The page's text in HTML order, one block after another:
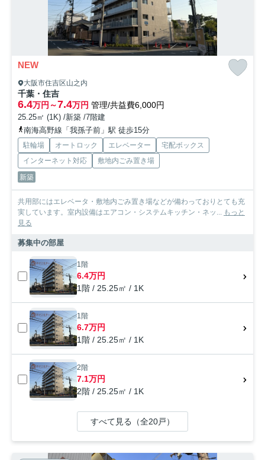
NEW
大阪市住吉区山之内
千葉・住吉
6.4万円～7.4万円 管理/共益費6,000円
25.25㎡ (1K) /新築 /7階建
南海高野線「我孫子前」駅 徒歩15分
駐輪場 オートロック エレベーター
宅配ボックス
インターネット対応
敷地内ごみ置き場
新築
共用部にはエレベータ・敷地内ごみ置き場などが備わっておりとても充
実しています。室内設備はエアコン・システムキッチン・ネッ...
もっと
見る
募集中の部屋
1階
6.4万円
1階 / 25.25㎡ / 1K
1階
6.7万円
1階 / 25.25㎡ / 1K
2階
7.1万円
2階 / 25.25㎡ / 1K
すべて見る（全20戸）